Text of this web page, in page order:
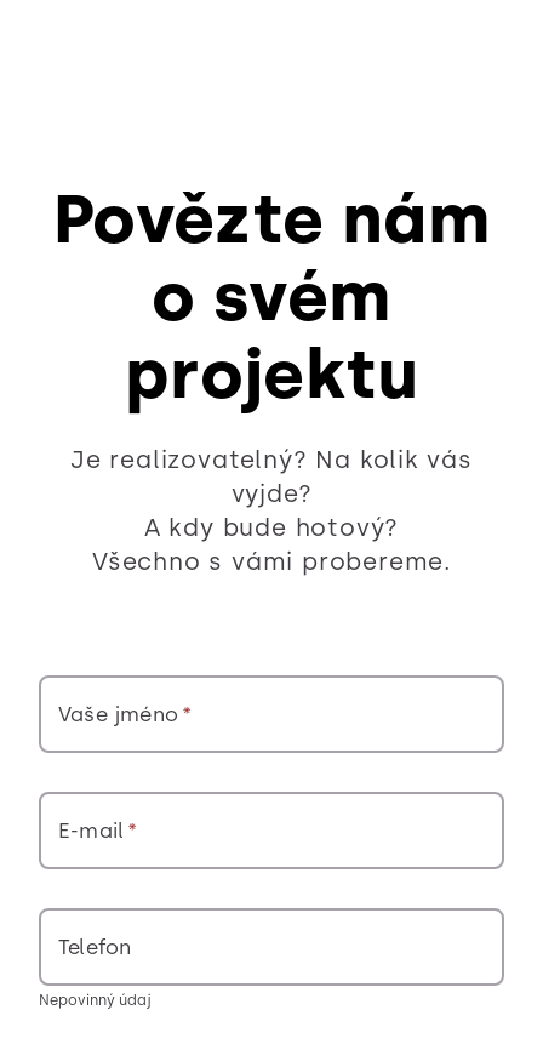
Povězte nám
o svém
projektu
Je realizovatelný? Na kolik vás
vyjde?
A kdy bude hotový?
Všechno s vámi probereme.
Vaše jméno
E-mail
Telefon
Nepovinný údaj